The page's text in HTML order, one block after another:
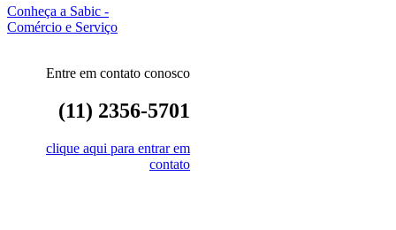
Conheça a Sabic -
Comércio e Serviço
Entre em contato conosco
(11) 2356-5701
clique aqui para entrar em
contato